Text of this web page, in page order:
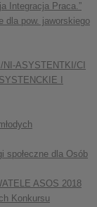
Integracja Praca.”
dla pow. jaworskiego
ASYSTENTKI/CI
I
społeczne dla Osób
ASOS 2018
Konkursu